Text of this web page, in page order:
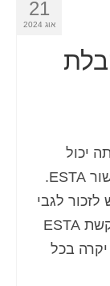
21
אוג 2024
יכול
להיכנס לארה"ב מיד לאחר קבלת אישור ESTA.
לגבי
זה. ראשית, בעוד שברוב המקרים, בקשת ESTA
יקרה בכל